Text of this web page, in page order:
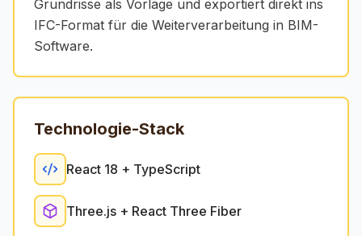
Grundrisse als Vorlage und exportiert direkt ins
IFC-Format für die Weiterverarbeitung in BIM-
Software.
Technologie-Stack
React 18 + TypeScript
Three.js + React Three Fiber